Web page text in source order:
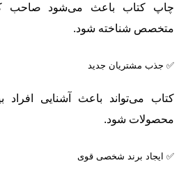
چاپ کتاب باعث می‌شود صاحب
متخصص شناخته شود.
✅ جذب مشتریان جدید
کتاب می‌تواند باعث آشنایی
محصولات شود.
✅ ایجاد برند شخصی قوی